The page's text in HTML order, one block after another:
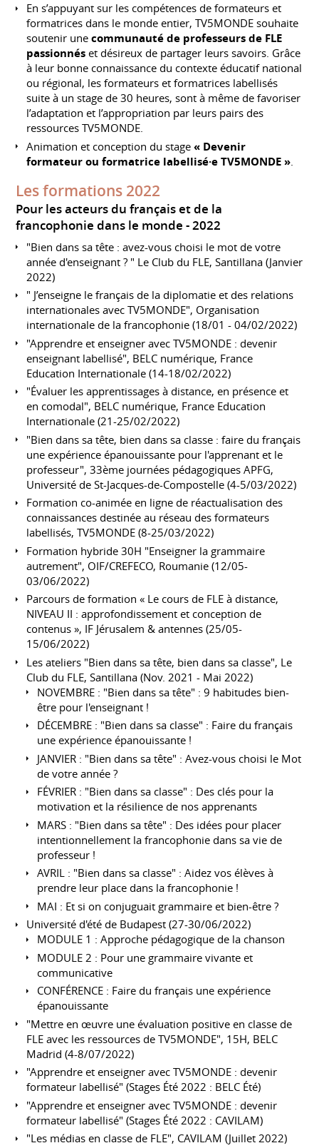
En s’appuyant sur les compétences de formateurs et
formatrices dans le monde entier, TV5MONDE souhaite
soutenir unecommunauté de professeurs de FLE
passionnés et désireux de partager leurs savoirs. Grâce
à leur bonne connaissance du contexte éducatif national
ou régional, les formateurs et formatrices labellisés
suite à un stage de 30 heures, sont à même de favoriser
l’adaptation et l’appropriation par leurs pairs des
ressources TV5MONDE.
Animation et conception du stage« Devenir
formateur ou formatrice labellisé·e TV5MONDE »
Les formations 2022
Pour les acteurs du français et de la
francophonie dans le monde
2022
"Bien dans sa tête : avez-vous choisi le mot de votre
année d'enseignant ? " Le Club du FLE, Santillana (Janvier
2022)
" J’enseigne le français de la diplomatie et des relations
internationales avec TV5MONDE", Organisation
internationale de la francophonie (18/01 - 04/02/2022)
"Apprendre et enseigner avec TV5MONDE : devenir
enseignant labellisé", BELC numérique, France
Education Internationale (14-18/02/2022)
"Évaluer les apprentissages à distance, en présence et
en comodal", BELC numérique, France Education
Internationale (21-25/02/2022)
"Bien dans sa tête, bien dans sa classe : faire du français
une expérience épanouissante pour l'apprenant et le
professeur", 33ème journées pédagogiques APFG,
Université de St-Jacques-de-Compostelle (4-5/03/2022)
Formation co-animée en ligne de réactualisation des
connaissances destinée au réseau des formateurs
labellisés, TV5MONDE (8-25/03/2022)
Formation hybride 30H "Enseigner la grammaire
autrement", OIF/CREFECO, Roumanie (12/05-
03/06/2022)
Parcours de formation « Le cours de FLE à distance,
NIVEAU II : approfondissement et conception de
contenus », IF Jérusalem & antennes (25/05-
15/06/2022)
Les ateliers "Bien dans sa tête, bien dans sa classe", Le
Club du FLE, Santillana (Nov. 2021 - Mai 2022)
NOVEMBRE : "Bien dans sa tête" : 9 habitudes bien-
être pour l'enseignant !
DÉCEMBRE : "Bien dans sa classe" : Faire du français
une expérience épanouissante !
JANVIER : "Bien dans sa tête" : Avez-vous choisi le Mot
de votre année ?
FÉVRIER : "Bien dans sa classe" : Des clés pour la
motivation et la résilience de nos apprenants
MARS : "Bien dans sa tête" : Des idées pour placer
intentionnellement la francophonie dans sa vie de
professeur !
AVRIL : "Bien dans sa classe" : Aidez vos élèves à
prendre leur place dans la francophonie !
MAI : Et si on conjuguait grammaire et bien-être ?
Université d'été de Budapest (27-30/06/2022)
MODULE 1 : Approche pédagogique de la chanson
MODULE 2 : Pour une grammaire vivante et
communicative
CONFÉRENCE : Faire du français une expérience
épanouissante
"Mettre en œuvre une évaluation positive en classe de
FLE avec les ressources de TV5MONDE", 15H, BELC
Madrid (4-8/07/2022)
"Apprendre et enseigner avec TV5MONDE : devenir
formateur labellisé" (Stages Été 2022 : BELC Été)
"Apprendre et enseigner avec TV5MONDE : devenir
formateur labellisé" (Stages Été 2022 : CAVILAM)
"Les médias en classe de FLE", CAVILAM (Juillet 2022)